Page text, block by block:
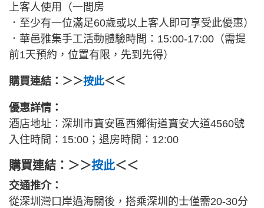
上客人使用（一間房
．至少有一位滿足60歲或以上客人即可享受此優惠）
．華邑雅集手工活動體驗時間：15:00-17:00（需提
前1天預約，位置有限，先到先得）
購買連結：＞＞按此＜＜
優惠詳情：
酒店地址：深圳市寶安區西鄉街道寶安大道4560號
入住時間：15:00；退房時間：12:00
購買連結：＞＞按此＜＜
交通推介：
從深圳灣口岸過海關後，搭乘深圳的士僅需20-30分